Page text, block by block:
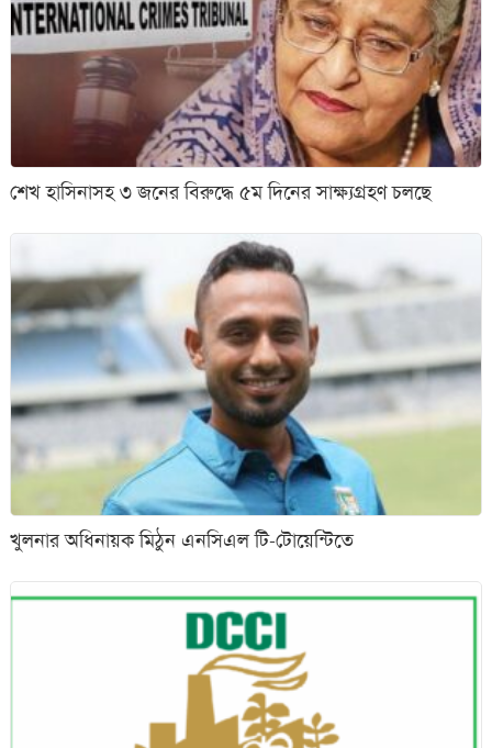
শেখ হাসিনাসহ ৩ জনের বিরুদ্ধে ৫ম দিনের সাক্ষ্যগ্রহণ চলছে
খুলনার অধিনায়ক মিঠুন এনসিএল টি-টোয়েন্টিতে